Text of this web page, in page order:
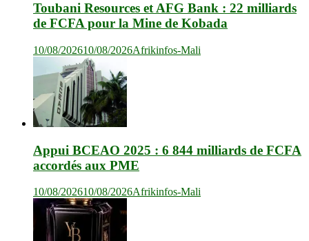
Toubani Resources et AFG Bank : 22 milliards
de FCFA pour la Mine de Kobada
10/08/202610/08/2026Afrikinfos-Mali
Appui BCEAO 2025 : 6 844 milliards de FCFA
accordés aux PME
10/08/202610/08/2026Afrikinfos-Mali